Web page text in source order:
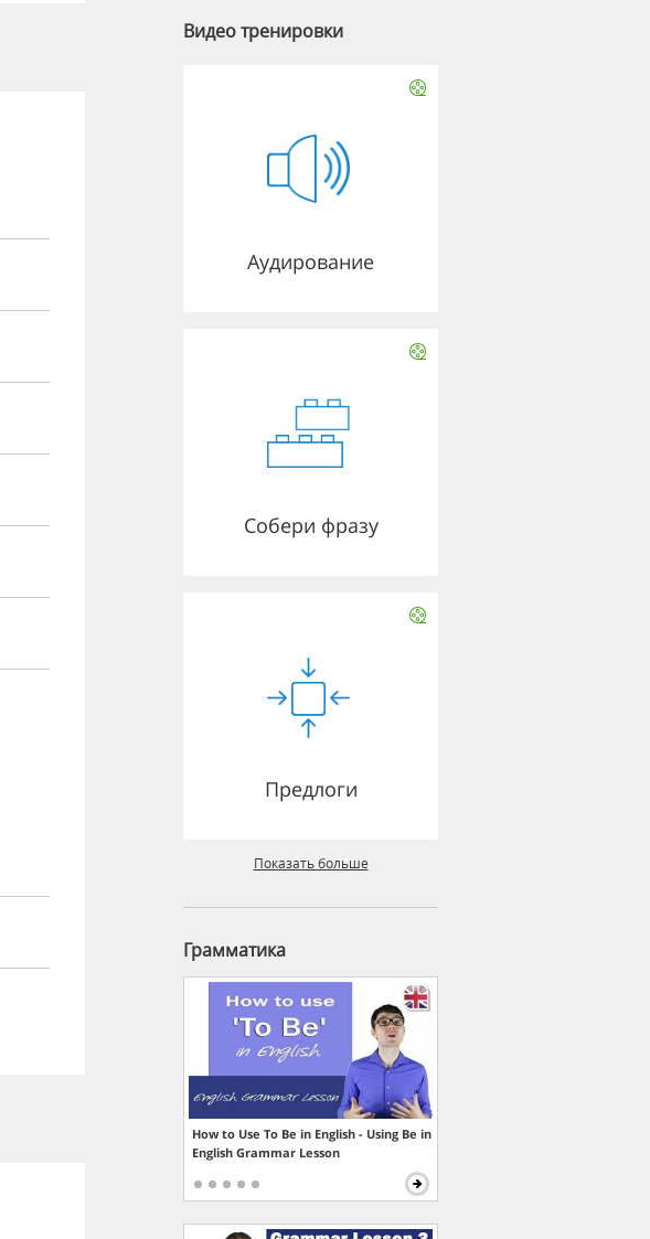
Видео тренировки
Аудирование
Собери фразу
Предлоги
Показать больше
Грамматика
How to Use To Be in English - Using Be in
English Grammar Lesson